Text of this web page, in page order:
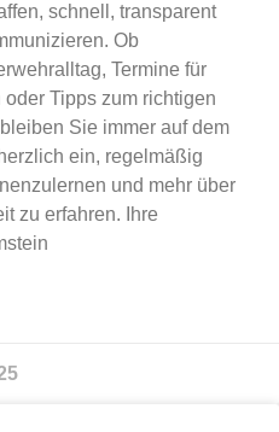
schnell, transparent
Ob
Termine für
Tipps zum richtigen
Sie immer auf dem
ein, regelmäßig
und mehr über
zu erfahren. Ihre